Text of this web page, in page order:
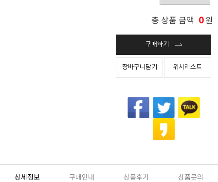
총 상품 금액 0원
구매하기
장바구니담기 위시리스트
상세정보 구매안내 상품후기 상품문의